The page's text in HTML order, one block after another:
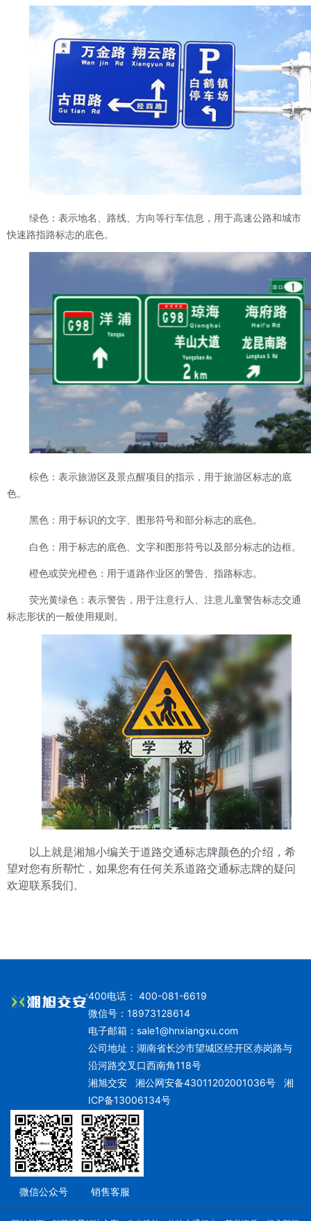
绿色：表示地名、路线、方向等行车信息，用于高速公路和城市
快速路指路标志的底色。
棕色：表示旅游区及景点醒项目的指示，用于旅游区标志的底
色。
黑色：用于标识的文字、图形符号和部分标志的底色。
白色：用于标志的底色、文字和图形符号以及部分标志的边框。
橙色或荧光橙色：用于道路作业区的警告、指路标志。
荧光黄绿色：表示警告，用于注意行人、注意儿童警告标志交通
标志形状的一般使用规则。
以上就是湘旭小编关于道路交通标志牌颜色的介绍，希
望对您有所帮忙，如果您有任何关系道路交通标志牌的疑问
欢迎联系我们。
400电话： 400-081-6619
微信号：18973128614
电子邮箱： sale1@hnxiangxu.com
公司地址：湖南省长沙市望城区经开区赤岗路与
沿河路交叉口西南角118号
湘旭交安湘公网安备43011202001036号
湘
ICP备13006134号
微信公众号 销售客服